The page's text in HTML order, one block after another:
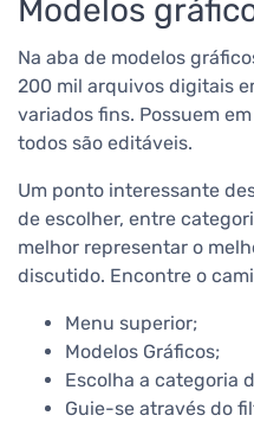
Modelos
Na aba de modelos
200 mil arquivos digitais
variados fins. Possuem
todos são editáveis.
Um ponto interessante
de escolher, entre
melhor representar o
discutido. Encontre o
Menu superior;
Modelos Gráficos;
Escolha a categoria
Guie-se através do